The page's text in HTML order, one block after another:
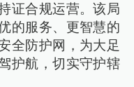
证合规运营。该局
的服务、更智慧的
全防护网，为大足
护航，切实守护辖